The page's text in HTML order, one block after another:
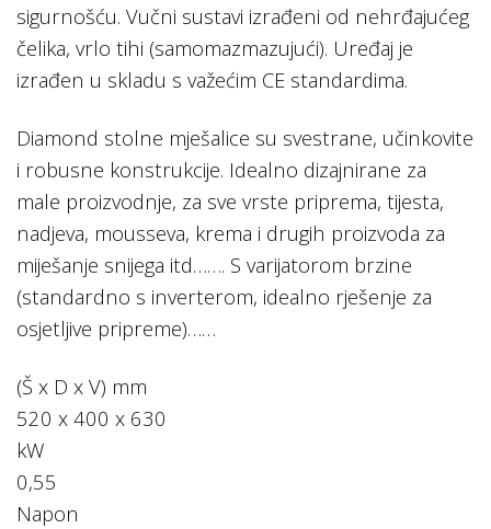
sigurnošću. Vučni sustavi izrađeni od nehrđajućeg
čelika, vrlo tihi (samomazmazujući). Uređaj je
izrađen u skladu s važećim CE standardima.
Diamond stolne mješalice su svestrane, učinkovite
i robusne konstrukcije. Idealno dizajnirane za
male proizvodnje, za sve vrste priprema, tijesta,
nadjeva, mousseva, krema i drugih proizvoda za
miješanje snijega itd……. S varijatorom brzine
(standardno s inverterom, idealno rješenje za
osjetljive pripreme)……
(Š x D x V) mm
520 x 400 x 630
kW
0,55
Napon